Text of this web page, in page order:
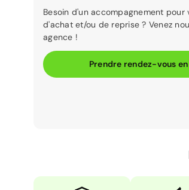
Besoin d'un accompagnement pour
d'achat et/ou de reprise ? Venez
agence !
Prendre rendez-vous